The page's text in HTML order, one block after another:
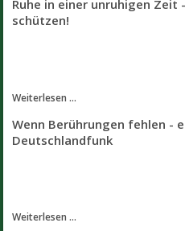
Ruhe in einer unruhigen Zeit
schützen!
Weiterlesen ...
Wenn Berührungen fehlen -
Deutschlandfunk
Weiterlesen ...